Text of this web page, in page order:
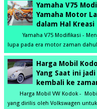
Yamaha V75
Yamaha Motor
dalam Hal Kreasi
Yamaha V75 Modifikasi -
lupa pada era motor zaman
Harga Mobil
Yang Saat ini
kembali ke
Harga Mobil VW Kodok - Mobil
yang dirilis oleh Volkswagen